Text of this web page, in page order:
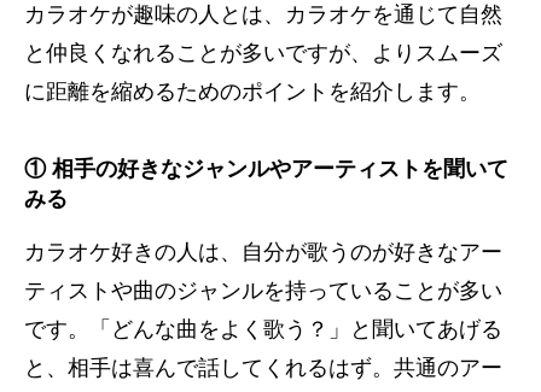
カラオケが趣味の人とは、カラオケを通じて自然
と仲良くなれることが多いですが、よりスムーズ
に距離を縮めるためのポイントを紹介します。
① 相手の好きなジャンルやアーティストを聞いて
みる
カラオケ好きの人は、自分が歌うのが好きなアー
ティストや曲のジャンルを持っていることが多い
です。「どんな曲をよく歌う？」と聞いてあげる
と、相手は喜んで話してくれるはず。共通のアー